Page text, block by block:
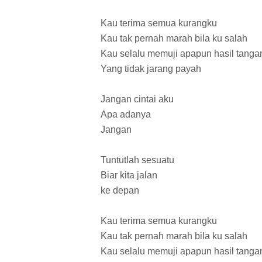
Kau terima semua kurangku
Kau tak pernah marah bila ku salah
Kau selalu memuji apapun hasil
Yang tidak jarang payah
Jangan cintai aku
Apa adanya
Jangan
Tuntutlah sesuatu
Biar kita jalan
ke depan
Kau terima semua kurangku
Kau tak pernah marah bila ku salah
Kau selalu memuji apapun hasil